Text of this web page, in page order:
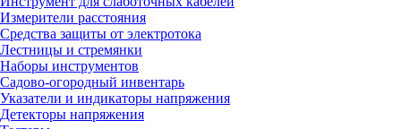
Измерители расстояния
Средства защиты от электротока
Лестницы и стремянки
Наборы инструментов
Садово-огородный инвентарь
Указатели и индикаторы напряжения
Детекторы напряжения